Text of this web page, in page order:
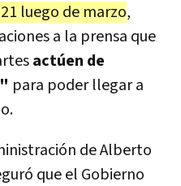
luego de marzo,
a la prensa que
actúen de
para poder llegar a
de Alberto
que el Gobierno